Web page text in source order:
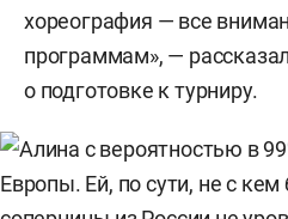
хореография — все
программам», —
о подготовке к турниру.